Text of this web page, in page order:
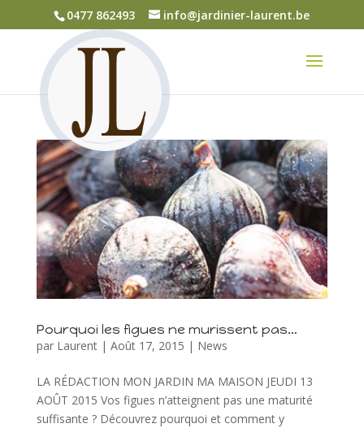
0477 862493 info@jardinier-laurent.be
Pourquoi les figues ne murissent pas…
par Laurent| Août 17, 2015 | News
LA RÉDACTION MON JARDIN MA MAISON JEUDI 13
AOÛT 2015 Vos figues n’atteignent pas une maturité
suffisante ? Découvrez pourquoi et comment y